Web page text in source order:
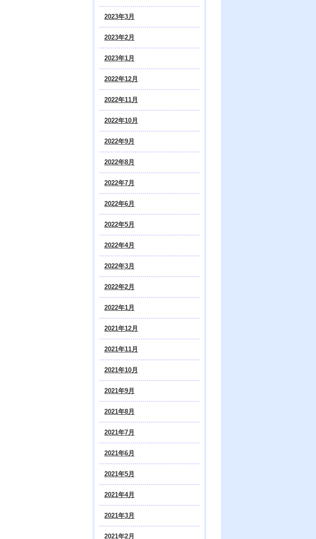
2023年3月
2023年2月
2023年1月
2022年12月
2022年11月
2022年10月
2022年9月
2022年8月
2022年7月
2022年6月
2022年5月
2022年4月
2022年3月
2022年2月
2022年1月
2021年12月
2021年11月
2021年10月
2021年9月
2021年8月
2021年7月
2021年6月
2021年5月
2021年4月
2021年3月
2021年2月